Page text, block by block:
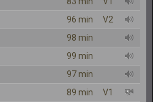
96 min
V2
98 min
99 min
97 min
89 min
V1